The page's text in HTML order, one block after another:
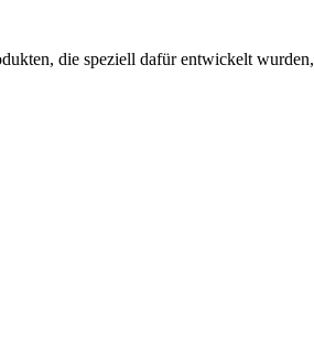
die speziell dafür entwickelt wurden,